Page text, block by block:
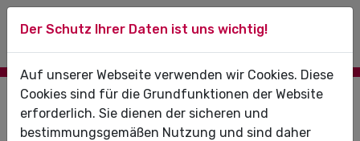
Abgabetermin Abrechnung Februar
2023:05.03.2023
Der Schutz Ihrer Daten ist uns wichtig!
Auf unserer Webseite verwenden wir Cookies. Diese
Cookies sind für die Grundfunktionen der Website
erforderlich. Sie dienen der sicheren und
bestimmungsgemäßen Nutzung und sind daher